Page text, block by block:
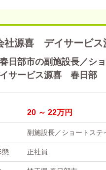
社源喜 デイサービ
日部市の副施設長／シ
サービス源喜 春日部
20 ～ 22万円
副施設長／ショートス
態 正社員